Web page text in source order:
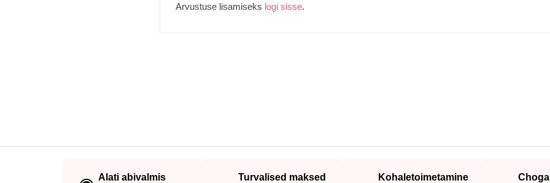
Arvustuse lisamiseks logi sisse.
Alati abivalmis Turvalised maksed
Kohaletoimetamine